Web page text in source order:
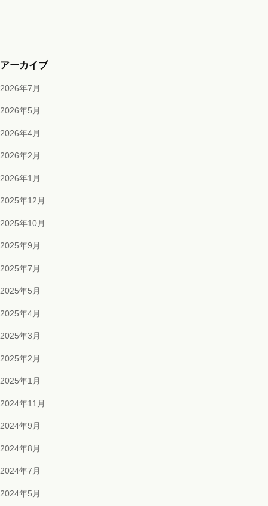
アーカイブ
2026年7月
2026年5月
2026年4月
2026年2月
2026年1月
2025年12月
2025年10月
2025年9月
2025年7月
2025年5月
2025年4月
2025年3月
2025年2月
2025年1月
2024年11月
2024年9月
2024年8月
2024年7月
2024年5月